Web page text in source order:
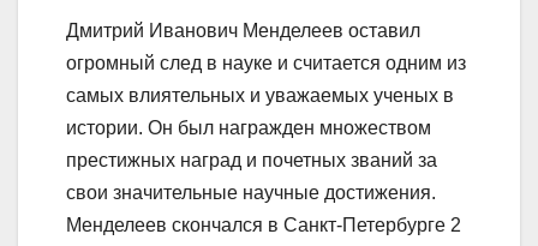
Дмитрий Иванович Менделеев оставил
огромный след в науке и считается одним из
самых влиятельных и уважаемых ученых в
истории. Он был награжден множеством
престижных наград и почетных званий за
свои значительные научные достижения.
Менделеев скончался в Санкт-Петербурге 2